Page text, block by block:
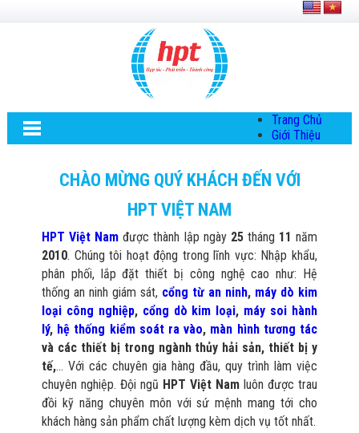
Trang Chủ
Giới Thiệu
Hội Đồng Quản
Chính Sách Bảo
Mật Thông Tin
Chiến Lược
Phát Triển
Thông Tin
Chuyển Khoản
Giải Pháp
Giải Pháp Thiết
Bị Ngành Thủy
Sản - Đông
Lạnh
Giải Pháp Thiết
Bị Ngành Thực
CHÀO MỪNG QUÝ KHÁCH ĐẾN VỚI
HPT VIỆT NAM
HPT Việt Nam được thành lập ngày 25tháng 11 năm
2010. Chúng tôi hoạt động trong lĩnh vực: Nhập khẩu,
phân phối, lắp đặt thiết bị công nghệ cao như: Hệ
thống an ninh giám sát, cổng từ an ninh, máy dò kim
loại công nghiệp, cổng dò kim loại, máy soi hành
lý, hệ thống kiểm soát ra vào, màn hình tương tác
và các thiết bị trong ngành thủy hải sản, thiết bị y
tế,… Với các chuyên gia hàng đầu, quy trình làm việc
chuyên nghiệp. Đội ngũ HPT Việt Nam luôn được trau
đồi kỹ năng chuyên môn với sứ mệnh mang tới cho
khách hàng sản phẩm chất lượng kèm dịch vụ tốt nhất.